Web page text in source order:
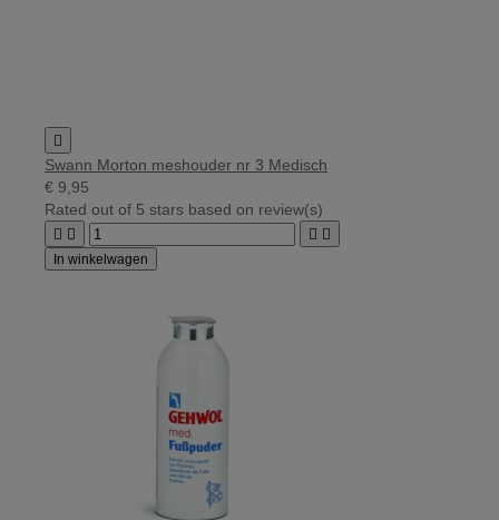

Swann Morton meshouder nr 3 Medisch
€ 9,95
Rated out of 5 stars based on review(s)
   
In winkelwagen